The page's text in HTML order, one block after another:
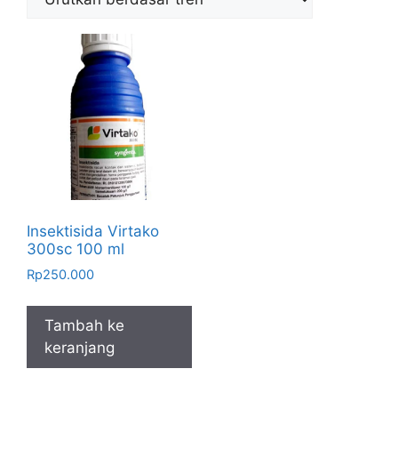
Insektisida Virtako
300sc 100 ml
Rp250.000
Tambah ke
keranjang